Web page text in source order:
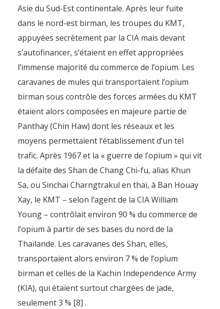
Asie du Sud-Est continentale. Après leur fuite
dans le nord-est birman, les troupes du KMT,
appuyées secrètement par la CIA mais devant
s’autofinancer, s’étaient en effet appropriées
l’immense majorité du commerce de l’opium. Les
caravanes de mules qui transportaient l’opium
birman sous contrôle des forces armées du KMT
étaient alors composées en majeure partie de
Panthay (Chin Haw) dont les réseaux et les
moyens permettaient l’établissement d’un tel
trafic. Après 1967 et la « guerre de l’opium » qui vit
la défaite des Shan de Chang Chi-fu, alias Khun
Sa, ou Sinchai Charngtrakul en thaï, à Ban Houay
Xay, le KMT – selon l’agent de la CIA William
Young – contrôlait environ 90 % du commerce de
l’opium à partir de ses bases du nord de la
Thaïlande. Les caravanes des Shan, elles,
transportaient alors environ 7 % de l’opium
birman et celles de la Kachin Independence Army
(KIA), qui étaient surtout chargées de jade,
seulement 3 % [8] .